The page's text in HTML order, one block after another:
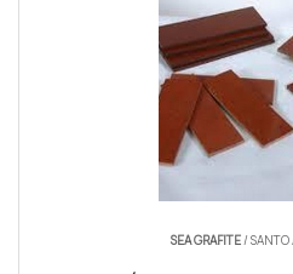
SEA GRAFITE/ SANTO